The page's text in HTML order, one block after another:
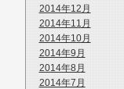
2014年12月
2014年11月
2014年10月
2014年9月
2014年8月
2014年7月